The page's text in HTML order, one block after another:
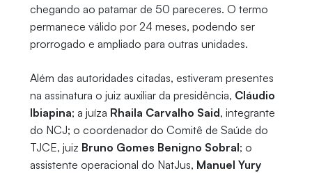
chegando ao patamar de 50 pareceres. O termo
permanece válido por 24 meses, podendo ser
prorrogado e ampliado para outras unidades.
Além das autoridades citadas, estiveram presentes
na assinatura o juiz auxiliar da presidência, Cláudio
Ibiapina; a juíza Rhaila Carvalho Said, integrante
do NCJ; o coordenador do Comitê de Saúde do
TJCE, juiz Bruno Gomes Benigno Sobral; o
assistente operacional do NatJus, Manuel Yury